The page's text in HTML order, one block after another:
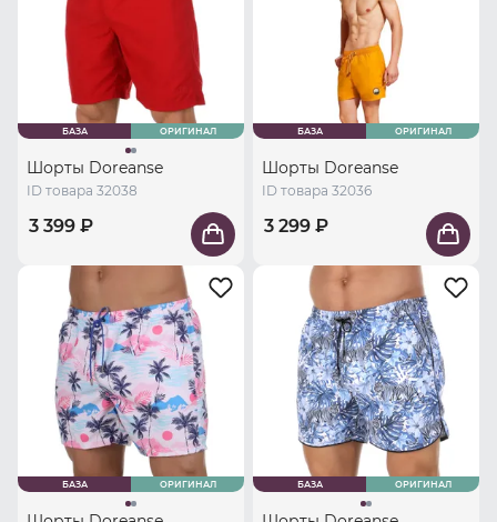
БАЗА ОРИГИНАЛ
Шорты Doreanse
ID товара 32038
3 399 ₽
БАЗА ОРИГИНАЛ
Шорты Doreanse
ID товара 32036
3 299 ₽
БАЗА ОРИГИНАЛ БАЗА ОРИГИНАЛ